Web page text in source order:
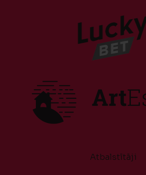
Atbalstītāji